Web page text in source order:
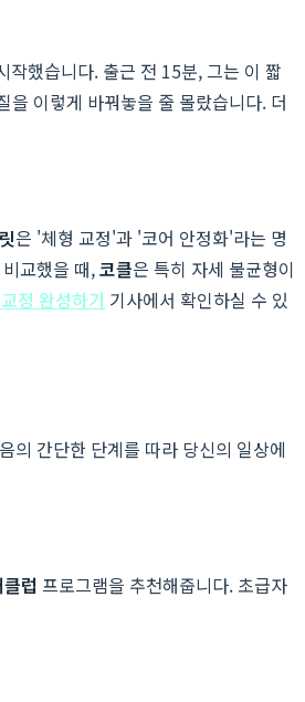
작했습니다. 출근 전 15분, 그는 이 짧
이렇게 바꿔놓을 줄 몰랐습니다. 더
은 '체형 교정'과 '코어 안정화'라는 명
교했을 때,코클은 특히 자세 불균형이
정 완성하기 기사에서 확인하실 수 있
의 간단한 단계를 따라 당신의 일상에
럽 프로그램을 추천해줍니다. 초급자